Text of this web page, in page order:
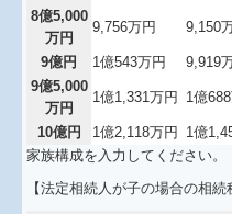
8億5,000
万円
9,756万円 9,150
9億円 1億543万円 9,919
9億5,000
万円
1億1,331万円 1億
10億円 1億2,118万円 1億
家族構成を入力してください。
【法定相続人が子の場合の相続